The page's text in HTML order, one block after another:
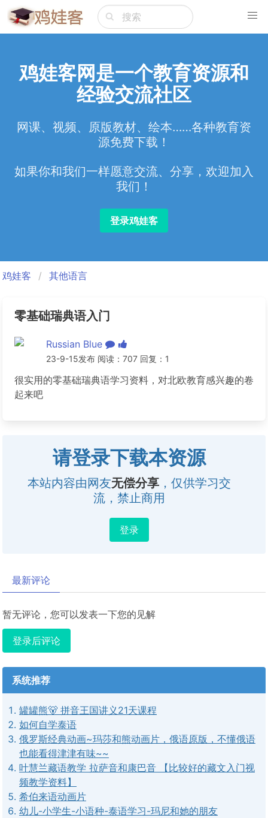
鸡娃客网是一个教育资源和
经验交流社区
网课、视频、原版教材、绘本……各种教育资
源免费下载！
如果你和我们一样愿意交流、分享，欢迎加入
我们！
登录鸡娃客
鸡娃客 其他语言
零基础瑞典语入门
Russian Blue
23-9-15发布 阅读：707 回复：1
很实用的零基础瑞典语学习资料，对北欧教育感兴趣的卷
起来吧
请登录下载本资源
本站内容由网友无偿分享 ，仅供学习交
流，禁止商用
登录
最新评论
暂无评论，您可以发表一下您的见解
登录后评论
系统推荐
罐罐熊🐻 拼音王国讲义21天课程
如何自学泰语
俄罗斯经典动画~玛莎和熊动画片，俄语原版，不懂俄语
也能看得津津有味~~
叶慧兰藏语教学 拉萨音和康巴音 【比较好的藏文入门视
频教学资料】
希伯来语动画片
幼儿-小学生-小语种-泰语学习-玛尼和她的朋友